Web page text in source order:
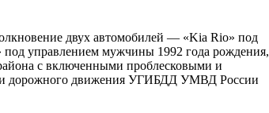
двух автомобилей — «Kia Rio» под
управлением мужчины 1992 года рождения,
с включенными проблесковыми и
дорожного движения УГИБДД УМВД России